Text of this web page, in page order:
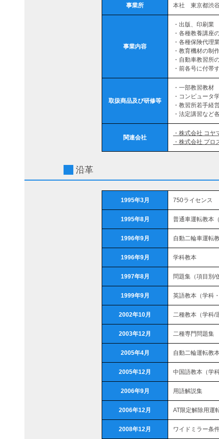
事業所 本社 東京都渋
事業内容
・出版、印刷業
・各種教養講座
・各種保険代理
・教育機材の制
・自動車教習所
・前各号に付帯
取扱商品及び研修等
・一部教習教材
・コンピュータ
・教習所若手経
・法定講習など
関連会社
・株式会社 コ
・株式会社 プロ
沿革
1995年3月 750ライセンス
1995年8月 普通車運転教本
1996年9月 自動二輪車運転
1996年9月 学科教本
1997年8月 問題集（項目別/
1999年9月 英語教本（学科
2002年10月 二種教本（学科/
2003年12月 二種専門問題集
2005年4月 自動二輪運転教
2005年12月 中国語教本（学
2006年9月 用語解説集
2006年12月 AT限定解除用運
2008年12月 ワイドミラー条